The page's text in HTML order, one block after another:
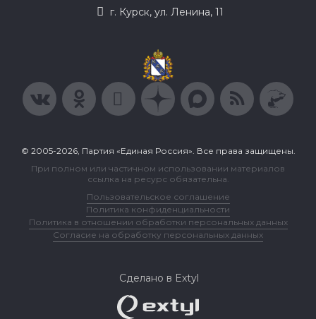
г. Курск, ул. Ленина, 11
© 2005-2026, Партия «Единая Россия». Все права защищены.
При полном или частичном использовании материалов
ссылка на ресурс обязательна.
Пользовательское соглашение
Политика конфиденциальности
Политика в отношении обработки персональных данных
Согласие на обработку персональных данных
Сделано в Extyl